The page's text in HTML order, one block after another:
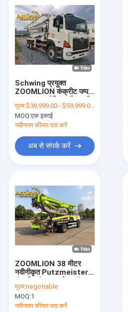
घर
उत्पाद
कारखाना भ्रमण
गुणवत्ता नियंत्रण
संपर्क करें
मामले
एक उद्धरण की विनती करे
Putzmeister कंक्रीट पम्प पार्ट्स
जूमलियन कंक्रीट पम्प पार्ट्स
Sany कंक्रीट पम्प पार्ट्स
Schwing प्रयुक्त
ZOOMLION कंक्रीट पम्प
मूल्य:$39,999.00 - $59,999.00/Units
MOQ:एक इकाई
नवीनतम कीमत पता करें
अब से संपर्क करें
ZOOMLION 38 मीटर
नवीनीकृत Putzmeister
मूल्य:negotiable
MOQ:1
नवीनतम कीमत पता करें